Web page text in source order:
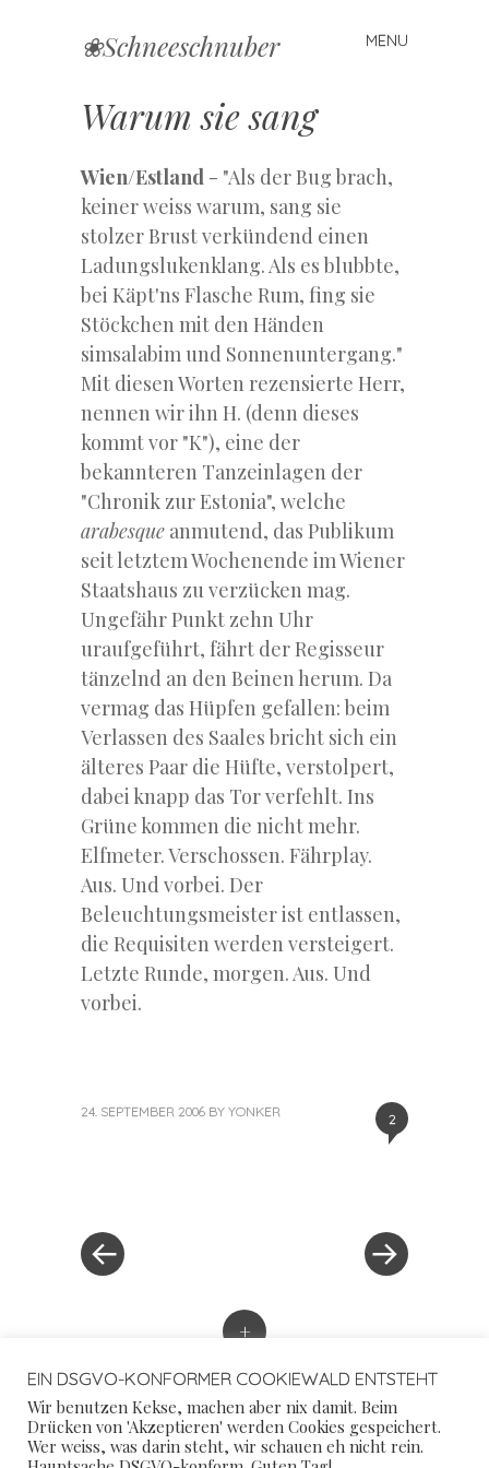
❀Schneeschnuber MENU
Skip
Warum sie sang
Wien/Estland - "Als der Bug brach,
keiner weiss warum, sang sie
stolzer Brust verkündend einen
Ladungslukenklang. Als es blubbte,
bei Käpt'ns Flasche Rum, fing sie
Stöckchen mit den Händen
simsalabim und Sonnenuntergang."
Mit diesen Worten rezensierte Herr,
nennen wir ihn H. (denn dieses
kommt vor "K"), eine der
bekannteren Tanzeinlagen der
"Chronik zur Estonia", welche
arabesque anmutend, das Publikum
seit letztem Wochenende im Wiener
Staatshaus zu verzücken mag.
Ungefähr Punkt zehn Uhr
uraufgeführt, fährt der Regisseur
tänzelnd an den Beinen herum. Da
vermag das Hüpfen gefallen: beim
Verlassen des Saales bricht sich ein
älteres Paar die Hüfte, verstolpert,
dabei knapp das Tor verfehlt. Ins
Grüne kommen die nicht mehr.
Elfmeter. Verschossen. Fährplay.
Aus. Und vorbei. Der
Beleuchtungsmeister ist entlassen,
die Requisiten werden versteigert.
Letzte Runde, morgen. Aus. Und
vorbei.
2
24. SEPTEMBER 2006 BY YONKER
+
EIN DSGVO-KONFORMER COOKIEWALD ENTSTEHT
Wir benutzen Kekse, machen aber nix damit. Beim
Drücken von 'Akzeptieren' werden Cookies gespeichert.
Wer weiss, was darin steht, wir schauen eh nicht rein.